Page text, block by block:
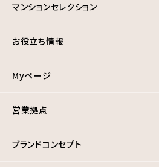
マンションセレクション
お役立ち情報
Myページ
営業拠点
ブランドコンセプト